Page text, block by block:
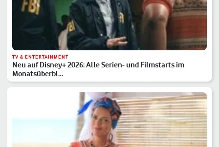
TV & ENTERTAINMENT
Neu auf Disney+ 2026: Alle Serien- und Filmstarts im
Monatsüberbl…